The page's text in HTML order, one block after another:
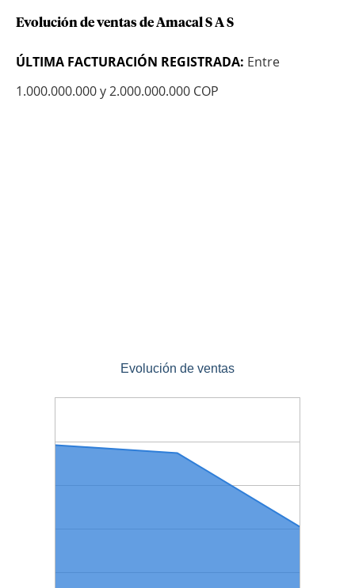
Evolución de ventas de Amacal S A S
ÚLTIMA FACTURACIÓN REGISTRADA: Entre
1.000.000.000 y 2.000.000.000 COP
Evolución de ventas